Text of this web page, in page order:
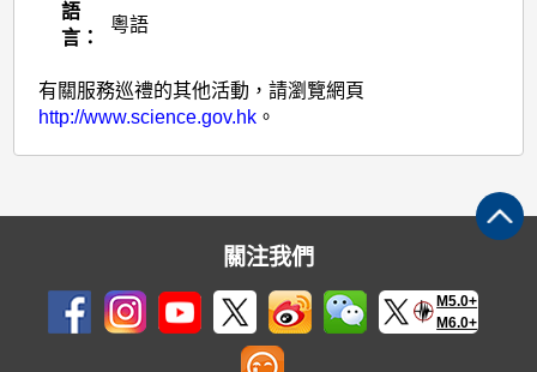
語
言：
粵語
有關服務巡禮的其他活動，請瀏覽網頁
http://www.science.gov.hk 。
關注我們
M5.0+
M6.0+